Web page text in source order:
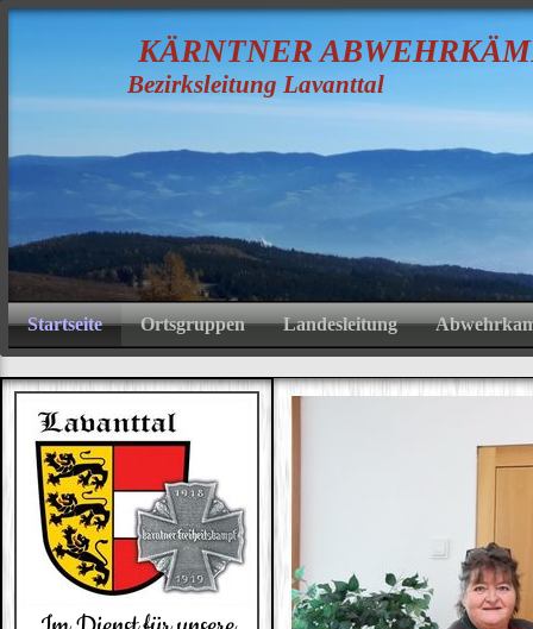
KÄRNTNERA
Bezirksleitung Lavanttal
Startseite Ortsgruppen Landesleitung